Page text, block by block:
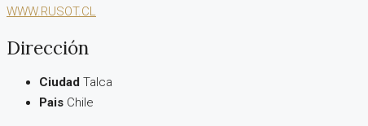
WWW.RUSOT.CL
Dirección
Ciudad Talca
Pais Chile